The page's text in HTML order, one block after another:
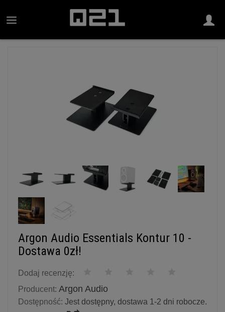
Argon Audio Essentials Kontur 10 -
Dostawa 0zł!
Dodaj recenzję:
Producent: Argon Audio
Dostępność: Jest dostępny, dostawa 1-2 dni robocze.